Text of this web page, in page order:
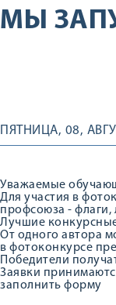
МЫ
ПЯТНИЦА, 08,
Уважаемые
Для участия в
профсоюза - флаги,
Лучшие
От одного автора
в фотоконкурсе
Победители
Заявки
заполнить форму